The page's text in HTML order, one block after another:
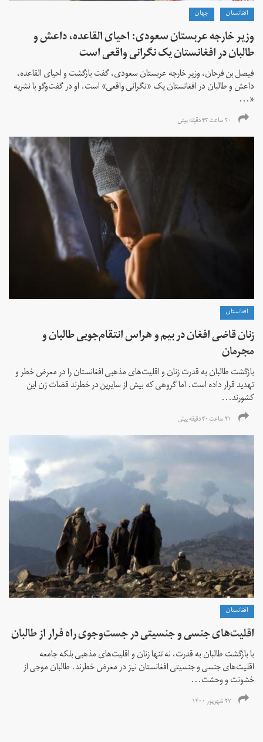
افغانستان جهان
وزیر خارجه عربستان سعودی: احیای القاعده،‌ داعش و
طالبان در افغانستان یک نگرانی واقعی است
فیصل بن فرحان، ‌وزیر خارجه عربستان سعودی، گفت بازگشت و احیای القاعده،‌
داعش و طالبان در افغانستان یک «نگرانی واقعی» است. او در گفت‌وگو با نشریه
«...
۲۰ ساعت ۴۳ دقیقه پیش
افغانستان
زنان قاضی افغان در بیم و هراس انتقام‌جویی طالبان و
مجرمان
بازگشت طالبان به قدرت زنان و اقلیت‌های مذهبی افغانستان را در معرض خطر و
تهدید قرار داده است. اما گروهی که بیش از سایرین در خطرند قضات زن این
کشورند...
۲۱ ساعت ۴۰ دقیقه پیش
افغانستان
اقلیت‌های جنسی و جنسیتی در جست‌و‌جوی راه فرار از طالبان
با بازگشت طالبان به قدرت، نه تنها زنان و اقلیت‌های مذهبی بلکه جامعه
اقلیت‌های جنسی و جنسیتی افغانستان نیز در معرض خطرند. طالبان موجی از
خشونت و وحشت...
۲۷ شهریور ۱۴۰۰